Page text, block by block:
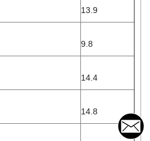
13.9
9.8
14.4
14.8